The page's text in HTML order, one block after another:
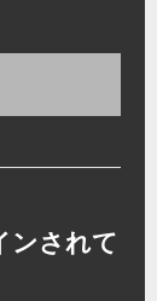
ンされて